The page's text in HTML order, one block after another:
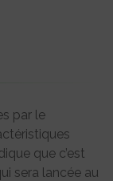
par le
que c’est
sera lancée au